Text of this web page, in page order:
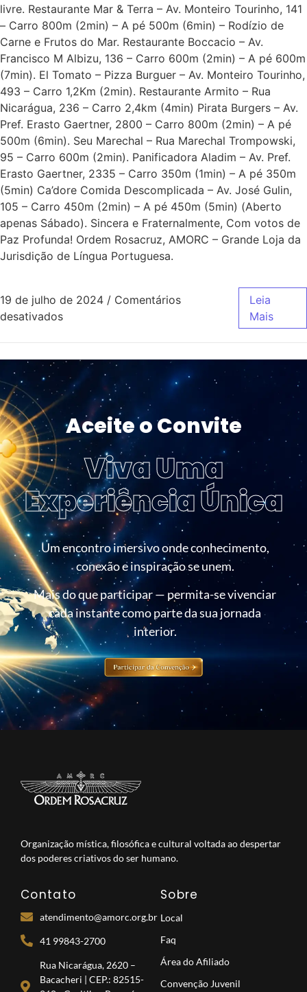
livre. Restaurante Mar & Terra – Av. Monteiro Tourinho, 141
– Carro 800m (2min) – A pé 500m (6min) – Rodízio de
Carne e Frutos do Mar. Restaurante Boccacio – Av.
Francisco M Albizu, 136 – Carro 600m (2min) – A pé 600m
(7min). El Tomato – Pizza Burguer – Av. Monteiro Tourinho,
493 – Carro 1,2Km (2min). Restaurante Armito – Rua
Nicarágua, 236 – Carro 2,4km (4min) Pirata Burgers – Av.
Pref. Erasto Gaertner, 2800 – Carro 800m (2min) – A pé
500m (6min). Seu Marechal – Rua Marechal Trompowski,
95 – Carro 600m (2min). Panificadora Aladim – Av. Pref.
Erasto Gaertner, 2335 – Carro 350m (1min) – A pé 350m
(5min) Ca’dore Comida Descomplicada – Av. José Gulin,
105 – Carro 450m (2min) – A pé 450m (5min) (Aberto
apenas Sábado). Sincera e Fraternalmente, Com votos de
Paz Profunda! Ordem Rosacruz, AMORC – Grande Loja da
Jurisdição de Língua Portuguesa.
19 de julho de 2024 / Comentários
desativados
Leia
Mais
Aceite o Convite
Viva Uma
Experiência Única
Um encontro imersivo onde conhecimento,
conexão e inspiração se unem.
Mais do que participar — permita-se vivenciar
cada instante como parte da sua jornada
interior.
Organização mística, filosófica e cultural voltada ao despertar
dos poderes criativos do ser humano.
Contato
atendimento@amorc.org.br
41 99843-2700
Rua Nicarágua, 2620 –
Bacacheri | CEP.: 82515-
Sobre
Local
Faq
Área do Afiliado
Convenção Juvenil